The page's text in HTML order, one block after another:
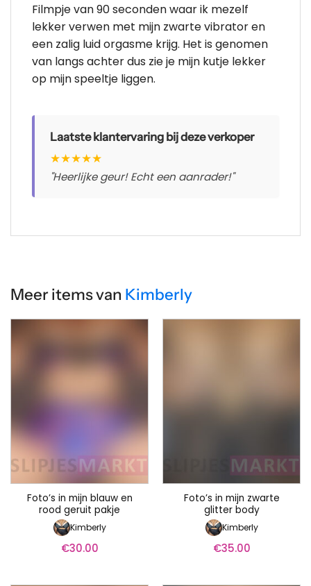
Filmpje van 90 seconden waar ik mezelf
lekker verwen met mijn zwarte vibrator en
een zalig luid orgasme krijg. Het is genomen
van langs achter dus zie je mijn kutje lekker
op mijn speeltje liggen.
Laatste klantervaring bij deze verkoper
★★★★★
"Heerlijke geur! Echt een aanrader!"
Meer items van Kimberly
Foto’s in mijn blauw en
rood geruit pakje
Kimberly
€30.00
Foto’s in mijn zwarte
glitter body
Kimberly
€35.00